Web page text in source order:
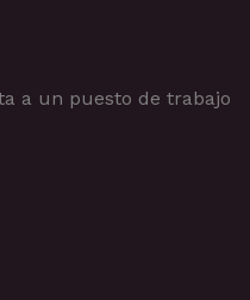
a un puesto de trabajo